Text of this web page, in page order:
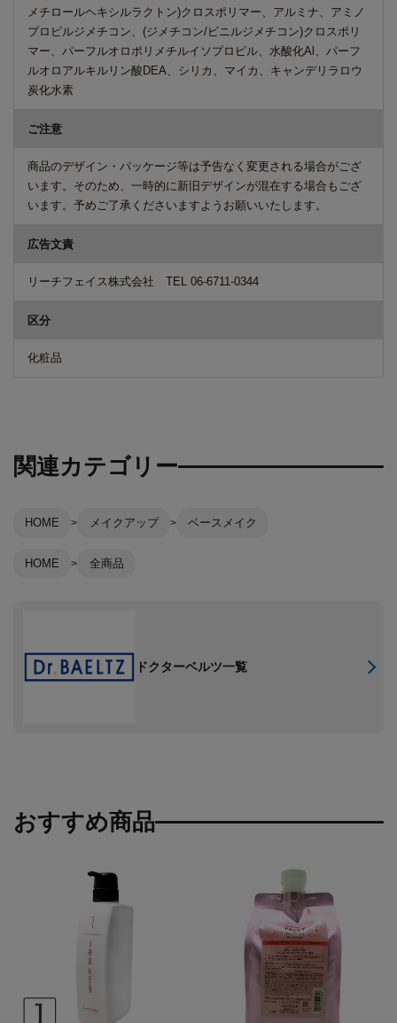
メチロールヘキシルラクトン)クロスポリマー、アルミナ、アミノ
プロピルジメチコン、(ジメチコン/ビニルジメチコン)クロスポリ
マー、パーフルオロポリメチルイソプロピル、水酸化Al、パーフ
ルオロアルキルリン酸DEA、シリカ、マイカ、キャンデリラロウ
炭化水素
ご注意
商品のデザイン・パッケージ等は予告なく変更される場合がござ
います。そのため、一時的に新旧デザインが混在する場合もござ
います。予めご了承くださいますようお願いいたします。
広告文責
リーチフェイス株式会社 TEL 06-6711-0344
区分
化粧品
関連カテゴリー
HOME メイクアップ ベースメイク
HOME 全商品
ドクターベルツ一覧
おすすめ商品